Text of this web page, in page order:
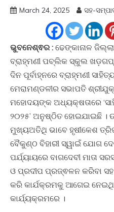
March 24, 2025 ସହ-
ଭୁବନେଶ୍ଵର : ଢେଙ୍କାନାଳ
ବ୍ରାହ୍ମଣୀ ପବ୍ଲିକ ସ୍କୁଲ
ଦିନ ପୂର୍ବାହ୍ନରେ ବ୍ରାହ୍ମଣୀ
ମେରାମଣ୍ଡଳୀର ସଭାପତି
ମହୋଦୟଙ୍କ ଅଧ୍ୟକ୍ଷତାରେ
୨୦୨୫’ ଅନୁଷ୍ଠିତ ହୋଇଯାଇଛି
ମୁଖ୍ୟଅତିଥି ଭାବେ ହୃଷୀକେଶ
ବୈକୁଣ୍ଠ ବିହାରୀ ସ୍ୱାଇଁ ଯୋଗ
ପର୍ଯ୍ୟାୟରେ ବାଗଦେବୀ ମାତା
ଓ ପ୍ରଦୀପ ପ୍ରଜ୍ଵଳନ କରିବା ସହ
କରି କାର୍ଯକ୍ରମକୁ ଆଗେଇ
କାର୍ଯ୍ୟକ୍ରମରେ ।